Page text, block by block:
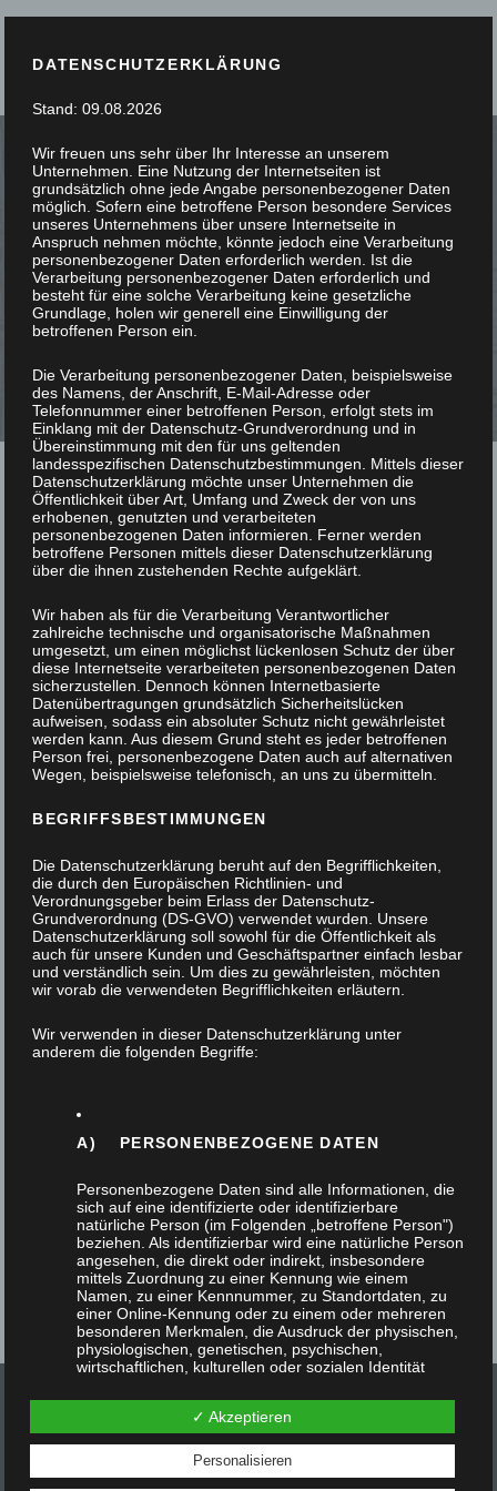
SIE STÖBERN, WIR
SCHREINERN
Raumhohes Flurmöbel
Das Flurmöbel schmiegt sich passgenau in eine
DATENSCHUTZERKLÄRUNG
Stand: 09.08.2026
Wir freuen uns sehr über Ihr Interesse an unserem
Unternehmen. Eine Nutzung der Internetseiten ist
grundsätzlich ohne jede Angabe personenbezogener Daten
möglich. Sofern eine betroffene Person besondere Services
unseres Unternehmens über unsere Internetseite in
Anspruch nehmen möchte, könnte jedoch eine Verarbeitung
personenbezogener Daten erforderlich werden. Ist die
Verarbeitung personenbezogener Daten erforderlich und
besteht für eine solche Verarbeitung keine gesetzliche
Grundlage, holen wir generell eine Einwilligung der
betroffenen Person ein.
Die Verarbeitung personenbezogener Daten, beispielsweise
des Namens, der Anschrift, E-Mail-Adresse oder
Telefonnummer einer betroffenen Person, erfolgt stets im
Einklang mit der Datenschutz-Grundverordnung und in
Übereinstimmung mit den für uns geltenden
landesspezifischen Datenschutzbestimmungen. Mittels dieser
Datenschutzerklärung möchte unser Unternehmen die
Öffentlichkeit über Art, Umfang und Zweck der von uns
erhobenen, genutzten und verarbeiteten
personenbezogenen Daten informieren. Ferner werden
betroffene Personen mittels dieser Datenschutzerklärung
über die ihnen zustehenden Rechte aufgeklärt.
Wir haben als für die Verarbeitung Verantwortlicher
zahlreiche technische und organisatorische Maßnahmen
umgesetzt, um einen möglichst lückenlosen Schutz der über
diese Internetseite verarbeiteten personenbezogenen Daten
sicherzustellen. Dennoch können Internetbasierte
Datenübertragungen grundsätzlich Sicherheitslücken
aufweisen, sodass ein absoluter Schutz nicht gewährleistet
werden kann. Aus diesem Grund steht es jeder betroffenen
Person frei, personenbezogene Daten auch auf alternativen
Wegen, beispielsweise telefonisch, an uns zu übermitteln.
BEGRIFFSBESTIMMUNGEN
Die Datenschutzerklärung beruht auf den Begrifflichkeiten,
die durch den Europäischen Richtlinien- und
Verordnungsgeber beim Erlass der Datenschutz-
Grundverordnung (DS-GVO) verwendet wurden. Unsere
Datenschutzerklärung soll sowohl für die Öffentlichkeit als
auch für unsere Kunden und Geschäftspartner einfach lesbar
und verständlich sein. Um dies zu gewährleisten, möchten
wir vorab die verwendeten Begrifflichkeiten erläutern.
Wir verwenden in dieser Datenschutzerklärung unter
anderem die folgenden Begriffe:
A) PERSONENBEZOGENE DATEN
Personenbezogene Daten sind alle Informationen, die
sich auf eine identifizierte oder identifizierbare
natürliche Person (im Folgenden „betroffene Person")
beziehen. Als identifizierbar wird eine natürliche Person
angesehen, die direkt oder indirekt, insbesondere
mittels Zuordnung zu einer Kennung wie einem
Namen, zu einer Kennnummer, zu Standortdaten, zu
einer Online-Kennung oder zu einem oder mehreren
besonderen Merkmalen, die Ausdruck der physischen,
physiologischen, genetischen, psychischen,
wirtschaftlichen, kulturellen oder sozialen Identität
kann.
✓ Akzeptieren
Personalisieren